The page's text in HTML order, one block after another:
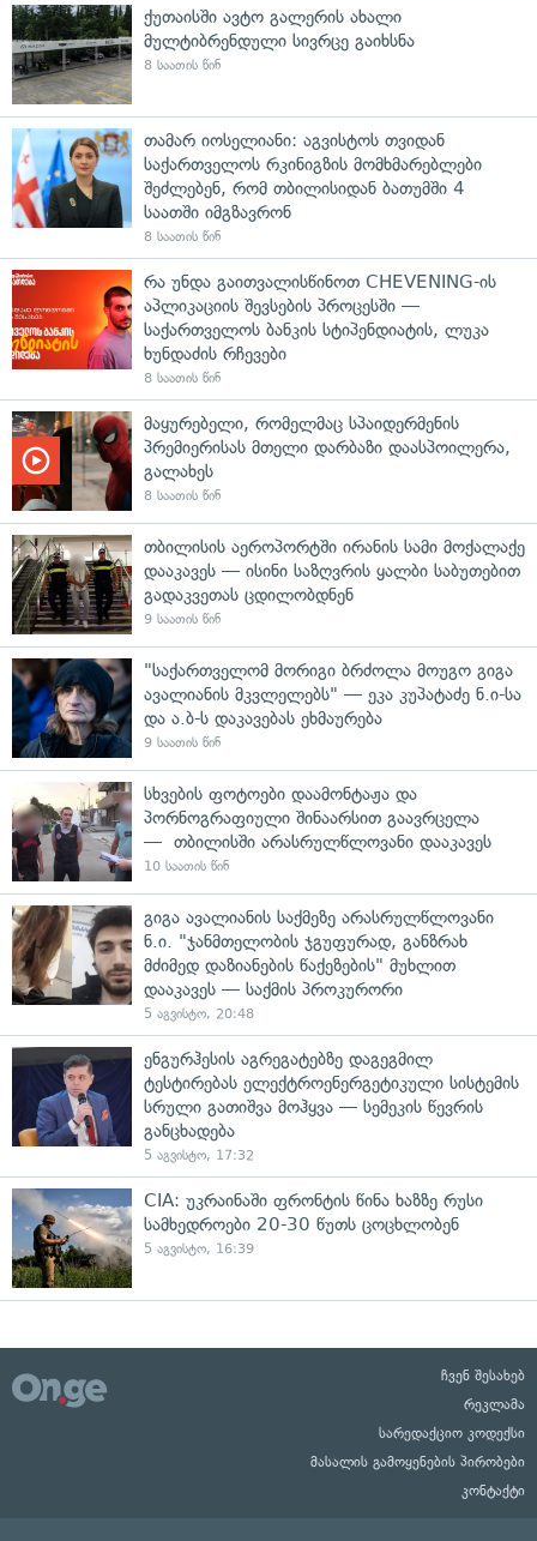
ქუთაისში ავტო გალერის ახალი
მულტიბრენდული სივრცე გაიხსნა
8 საათის წინ
თამარ იოსელიანი: აგვისტოს თვიდან
საქართველოს რკინიგზის მომხმარებლები
შეძლებენ, რომ თბილისიდან ბათუმში 4
საათში იმგზავრონ
8 საათის წინ
რა უნდა გაითვალისწინოთ CHEVENING-ის
აპლიკაციის შევსების პროცესში —
საქართველოს ბანკის სტიპენდიატის, ლუკა
ხუნდაძის რჩევები
8 საათის წინ
მაყურებელი, რომელმაც სპაიდერმენის
პრემიერისას მთელი დარბაზი დაასპოილერა,
გალახეს
8 საათის წინ
თბილისის აეროპორტში ირანის სამი მოქალაქე
დააკავეს — ისინი საზღვრის ყალბი საბუთებით
გადაკვეთას ცდილობდნენ
9 საათის წინ
"საქართველომ მორიგი ბრძოლა მოუგო გიგა
ავალიანის მკვლელებს" — ეკა კუპატაძე ნ.ი-სა
და ა.ბ-ს დაკავებას ეხმაურება
9 საათის წინ
სხვების ფოტოები დაამონტაჟა და
პორნოგრაფიული შინაარსით გაავრცელა
— თბილისში არასრულწლოვანი დააკავეს
10 საათის წინ
გიგა ავალიანის საქმეზე არასრულწლოვანი
ნ.ი. "ჯანმთელობის ჯგუფურად, განზრახ
მძიმედ დაზიანების წაქეზების" მუხლით
დააკავეს — საქმის პროკურორი
5 აგვისტო, 20:48
ენგურჰესის აგრეგატებზე დაგეგმილ
ტესტირებას ელექტროენერგეტიკული სისტემის
სრული გათიშვა მოჰყვა — სემეკის წევრის
განცხადება
5 აგვისტო, 17:32
CIA: უკრაინაში ფრონტის წინა ხაზზე რუსი
სამხედროები 20-30 წუთს ცოცხლობენ
5 აგვისტო, 16:39
ჩვენ შესახებ
რეკლამა
სარედაქციო კოდექსი
მასალის გამოყენების პირობები
კონტაქტი